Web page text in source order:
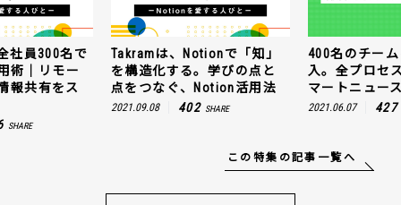
社員300名で
術｜リモー
報共有をス
SHARE
Takramは、Notionで「知」
を構造化する。学びの点と
点をつなぐ、Notion活用法
2021.09.08 402 SHARE
400名のチー
入。全プロセ
マートニュー
2021.06.07 427
この特集の記事一覧へ